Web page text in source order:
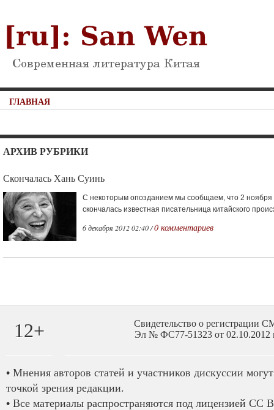
ГЛАВНАЯ
АРХИВ РУБРИКИ
Скончалась Хань Суинь
С некоторым опозданием мы сообщаем, что 2 ноября
скончалась известная писательница китайского
6 декабря 2012 02:40 /0 комментариев
12+
Свидетельство о регистрации
Эл № ФС77-51323 от 02.10.2012
• Мнения авторов статей и участников дискуссии
точкой зрения редакции.
• Все материалы распространяются под лицензией CC